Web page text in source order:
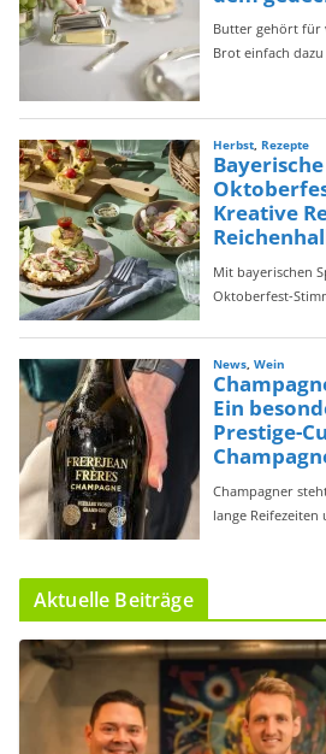
Aktuelle Beiträge